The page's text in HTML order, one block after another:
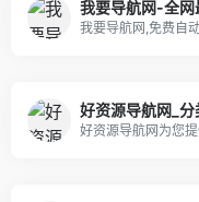
我要导航网-全网
我要导航网,免费自
好资源导航网_
好资源导航网为您